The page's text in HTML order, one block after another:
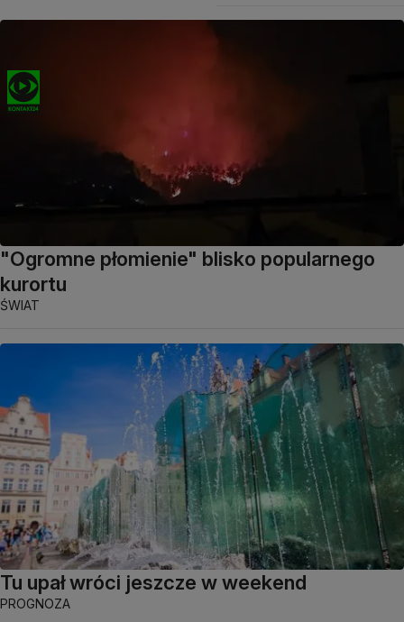
"Ogromne płomienie" blisko popularnego
kurortu
ŚWIAT
Tu upał wróci jeszcze w weekend
PROGNOZA